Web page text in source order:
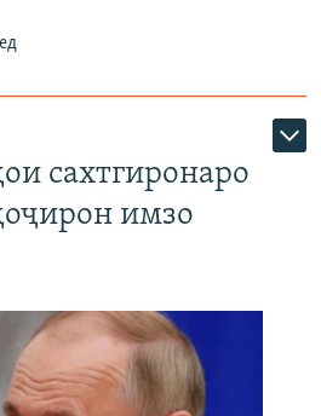
сахтгиронаро
имзо